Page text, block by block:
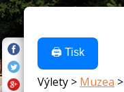
🖨️ Tisk
Výlety > Muzea >